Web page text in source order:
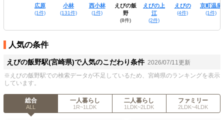
広原
(1件)
小林
(131件)
西小林
(1件)
えびの飯
野
(8件)
えびの上
江
(2件)
えびの
(4件)
京町温泉
(1件)
人気の条件
えびの飯野駅(宮崎県)で人気のこだわり条件 2026/07/11更新
※えびの飯野駅での検索データが不足しているため、宮崎県のランキングを表示
しています。
総合
ALL
一人暮らし
1R~1LDK
二人暮らし
1LDK~2LDK
ファミリー
2LDK~4LDK